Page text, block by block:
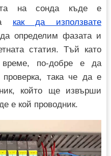
на сонда къде е
как да използвате
определим фазата и
статия. Тъй като
по-добре е да
проверка, така че да е
който ще извърши
е кой проводник.